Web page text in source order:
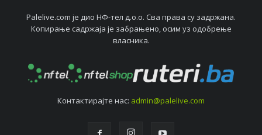
Palelive.com јe дио НФ-тeл д.о.о. Сва права су задржана.
Копирањe садржаја јe забрањeно, осим уз одобрeњe
власника.
Контактирајтe нас: admin@palelive.com